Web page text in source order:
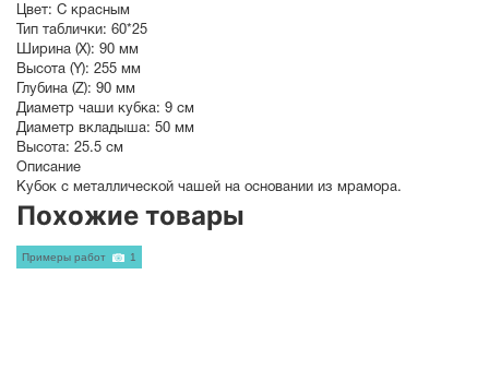
Цвет: С красным
Тип таблички: 60*25
Ширина (X): 90 мм
Высота (Y): 255 мм
Глубина (Z): 90 мм
Диаметр чаши кубка: 9 см
Диаметр вкладыша: 50 мм
Высота: 25.5 см
Описание
Кубок с металлической чашей на основании из мрамора.
Похожие товары
Примеры работ 1